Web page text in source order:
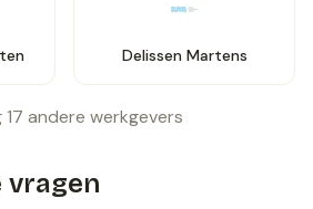
Delissen Martens
17 andere werkgevers
vragen